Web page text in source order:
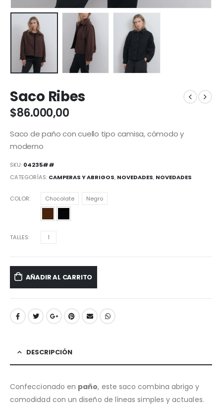
Saco Ribes
$86.000,00
Saco de paño con cuello tipo camisa, cómodo y
moderno
SKU: 04235##
CATEGORÍAS: CAMPERAS Y ABRIGOS, NOVEDADES, NOVEDADES
COLOR Chocolate Negro
TALLES 1
AÑADIR AL CARRITO
DESCRIPCIÓN
Confeccionado en paño, este saco combina abrigo y
comodidad con un diseño de líneas simples y actuales.